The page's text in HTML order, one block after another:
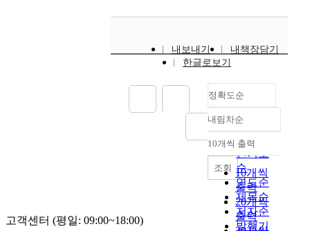
내보내기
내책장담기
한글로보기
정확도순
정확도
순
인기도
순
연도순
제목순
저자순
발행기
내림차순
내림차순
10개씩 출력
10개씩
출력
20개씩
출력
조회
고객센터 (평일: 09:00~18:00)